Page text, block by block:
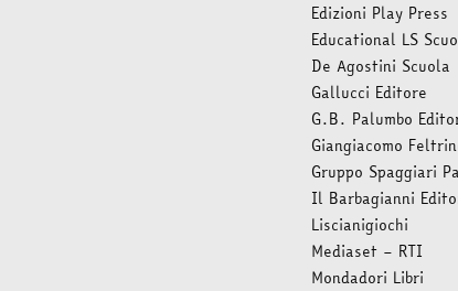
Edizioni Play Press
Educational LS
De Agostini Scuola
Gallucci Editore
G.B. Palumbo
Giangiacomo
Gruppo Spaggiari
Il Barbagianni
Liscianigiochi
Mediaset – RTI
Mondadori Libri